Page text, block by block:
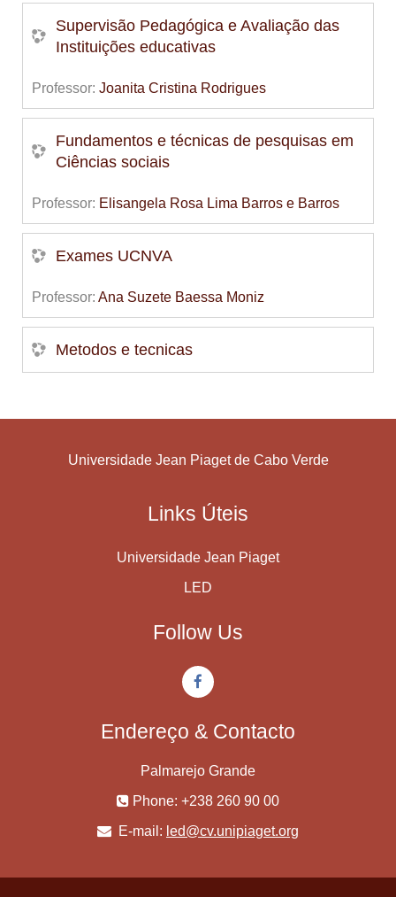
Supervisão Pedagógica e Avaliação das
Instituições educativas
Professor: Joanita Cristina Rodrigues
Fundamentos e técnicas de pesquisas em
Ciências sociais
Professor: Elisangela Rosa Lima Barros e Barros
Exames UCNVA
Professor: Ana Suzete Baessa Moniz
Metodos e tecnicas
Universidade Jean Piaget de Cabo Verde
Links Úteis
Universidade Jean Piaget
LED
Follow Us
Endereço & Contacto
Palmarejo Grande
Phone: +238 260 90 00
E-mail: led@cv.unipiaget.org